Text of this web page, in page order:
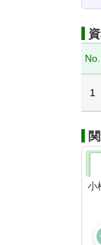
No.
1
小